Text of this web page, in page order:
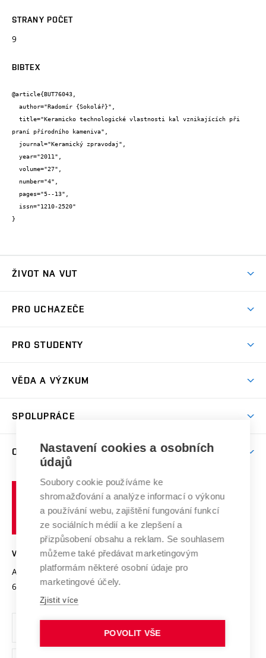
STRANY POČET
9
BIBTEX
@article{BUT76043,
praní přírodního kameniva",
}
ŽIVOT NA VUT
Koleje
Sport na VUT
PRO UCHAZEČE
Dny otevřených dveří
Celoživotní vzdělávání
E-přihláška
PRO STUDENTY
Harmonogram akademického roku
Závěrečné práce
Doktorské studium
Zpracování osobních údajů studentů
Sociální bezpečí
Studium bez bariér
Podpora podnikání
VĚDA A VÝZKUM
Mezinárodní vědecká rada
Systém zajišťování kvality výzkumu
Výzkumné infrastruktury
Transfer znalostí
Open Science
Projekty
Projekty ze strukturálních fondů
Specifický výzkum
SPOLUPRÁCE
Firemní spolupráce
Zahraniční spolupráce
Spolupráce se školami
Mezinárodní dohody
Univerzitní sítě
O UNIVERZITĚ
Profil univerzity
Udržitelná univerzita
Podnikavá univerzita / ContriBUTe
Bezpečná univerzita
Vyznamenání
Organizační struktura
Ochrana osobních údajů
učení
technické
Brně
VYSOKÉ UČENÍ TECHNICKÉ V BRNĚ
Antonínská 548/1
602 00 Brno
www.vut.cz
vut@vutbr.cz
Nastavení cookies a osobních
údajů
Soubory cookie používáme ke
shromažďování a analýze informací o výkonu
a používání webu, zajištění fungování funkcí
ze sociálních médií a ke zlepšení a
přizpůsobení obsahu a reklam. Se souhlasem
můžeme také předávat marketingovým
platformám některé osobní údaje pro
marketingové účely.
Zjistit více
POVOLIT VŠE